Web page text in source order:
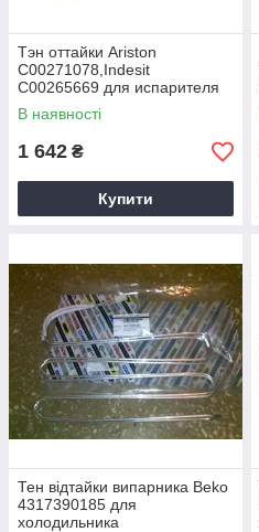
Тэн оттайки Ariston
C00271078,Indesit
C00265669 для испарителя
холодильника
В наявності
1 642 ₴
Купити
Тен відтайки випарника Beko
4317390185 для
холодильника